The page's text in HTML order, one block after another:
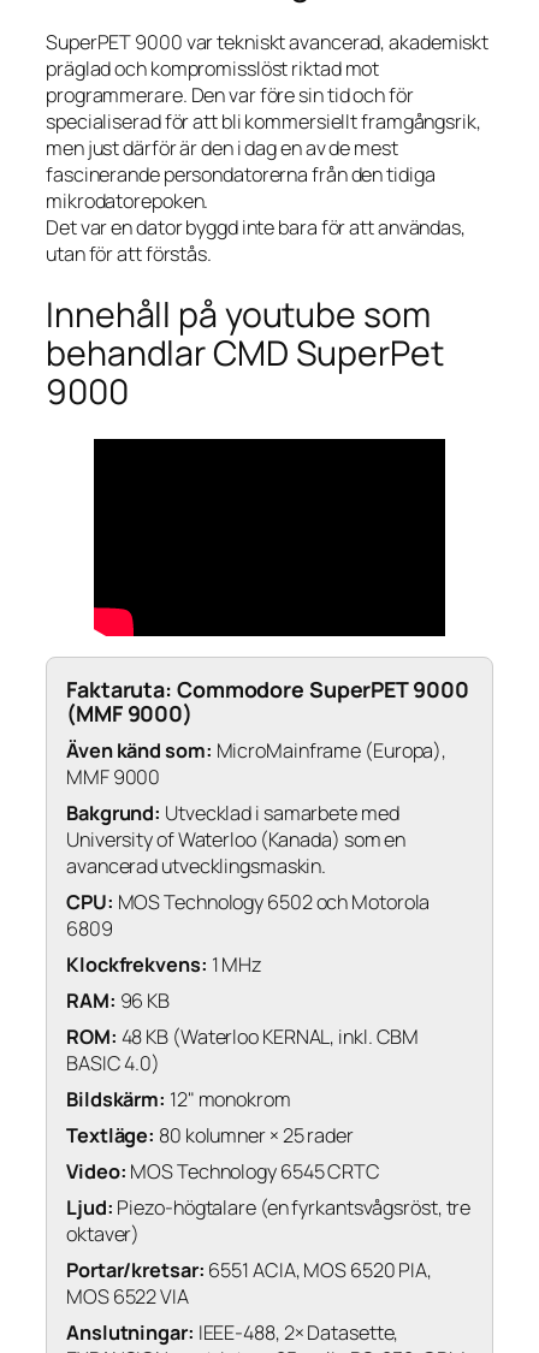
SuperPET 9000 var tekniskt avancerad, akademiskt
präglad och kompromisslöst riktad mot
programmerare. Den var före sin tid och för
specialiserad för att bli kommersiellt framgångsrik,
men just därför är den i dag en av de mest
fascinerande persondatorerna från den tidiga
mikrodatorepoken.
Det var en dator byggd inte bara för att användas,
utan för att förstås.
Innehåll på youtube som
behandlar CMD SuperPet
9000
Faktaruta: Commodore SuperPET 9000
(MMF 9000)
Även känd som: MicroMainframe (Europa),
MMF 9000
Bakgrund: Utvecklad i samarbete med
University of Waterloo (Kanada) som en
avancerad utvecklingsmaskin.
CPU: MOS Technology 6502ochMotorola
6809
Klockfrekvens: 1 MHz
RAM: 96 KB
ROM: 48 KB (Waterloo KERNAL, inkl. CBM
BASIC 4.0)
Bildskärm: 12" monokrom
Textläge: 80 kolumner × 25 rader
Video: MOS Technology 6545 CRTC
Ljud: Piezo-högtalare (en fyrkantsvågsröst, tre
oktaver)
Portar/kretsar: 6551 ACIA, MOS 6520 PIA,
MOS 6522 VIA
Anslutningar: IEEE-488, 2× Datasette,